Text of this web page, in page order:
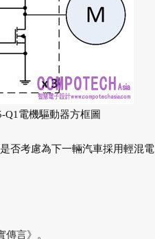
Q1電機驅動器方框圖
否考慮為下一輛汽車採用輕混電
言》
。